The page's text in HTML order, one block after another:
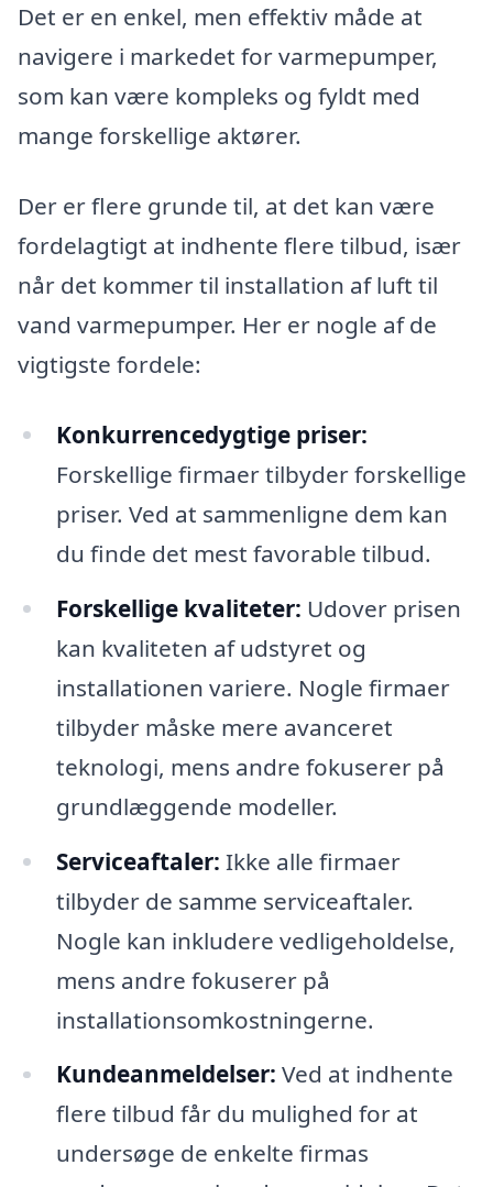
Det er en enkel, men effektiv måde at
navigere i markedet for varmepumper,
som kan være kompleks og fyldt med
mange forskellige aktører.
Der er flere grunde til, at det kan være
fordelagtigt at indhente flere tilbud, især
når det kommer til installation af luft til
vand varmepumper. Her er nogle af de
vigtigste fordele:
Konkurrencedygtige priser:
Forskellige firmaer tilbyder forskellige
priser. Ved at sammenligne dem kan
du finde det mest favorable tilbud.
Forskellige kvaliteter: Udover prisen
kan kvaliteten af udstyret og
installationen variere. Nogle firmaer
tilbyder måske mere avanceret
teknologi, mens andre fokuserer på
grundlæggende modeller.
Serviceaftaler: Ikke alle firmaer
tilbyder de samme serviceaftaler.
Nogle kan inkludere vedligeholdelse,
mens andre fokuserer på
installationsomkostningerne.
Kundeanmeldelser: Ved at indhente
flere tilbud får du mulighed for at
undersøge de enkelte firmas